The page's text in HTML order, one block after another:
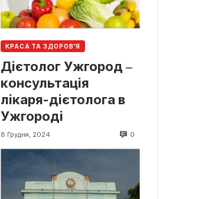
КРАСА ТА ЗДОРОВ'Я
Дієтолог Ужгород ‒
консультація
лікаря-дієтолога в
Ужгороді
8 Грудня, 2024 0